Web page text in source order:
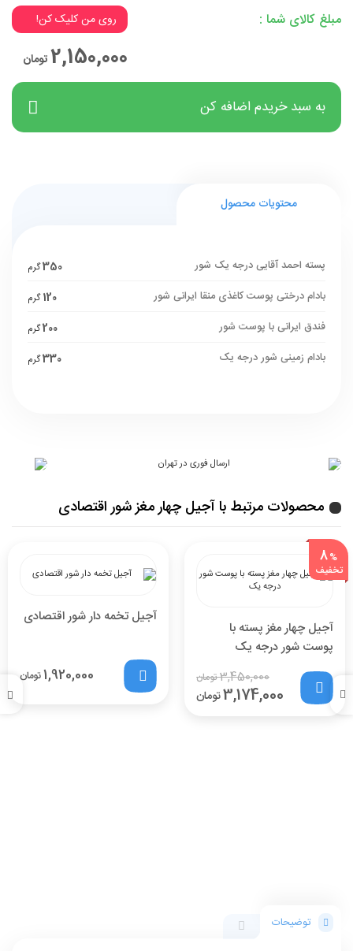
مبلغ کالای شما :
روی من کلیک کن!
2,150,000تومان
به سبد خریدم اضافه کن
محتویات محصول
پسته احمد آقایی درجه یک شور 350گرم
بادام درختی پوست کاغذی منقا ایرانی شور 120 گرم
فندق ایرانی با پوست شور 200گرم
بادام زمینی شور درجه یک 330گرم
محصولات مرتبط با آجیل چهار مغز شور اقتصادی
آجیل چهار مغز پسته با
پوست شور درجه یک
3,450,000تومان
3,174,000تومان
%
8
تخفیف
آجیل تخمه دار شور اقتصادی
1,920,000تومان
توضیحات